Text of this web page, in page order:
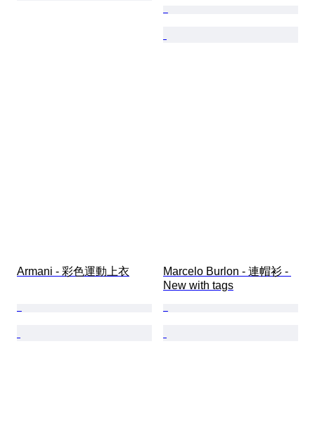
Armani - 彩色運動上衣
Marcelo Burlon - 連帽衫 -
New with tags